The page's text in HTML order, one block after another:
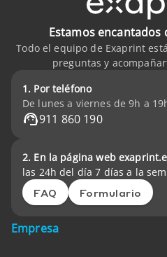
Estamos
Todo el equipo de Exaprint
preguntas y
1. Por teléfono
De lunes a viernes de 9h a
911 860 190
2. En la página web
las 24h del día 7 días a la
FAQ Formulario
Empresa